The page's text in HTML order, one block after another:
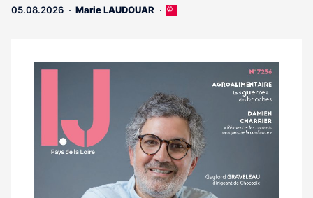
abonnés
05.08.2026 Marie LAUDOUAR
Cet
aux
Notre
magazine